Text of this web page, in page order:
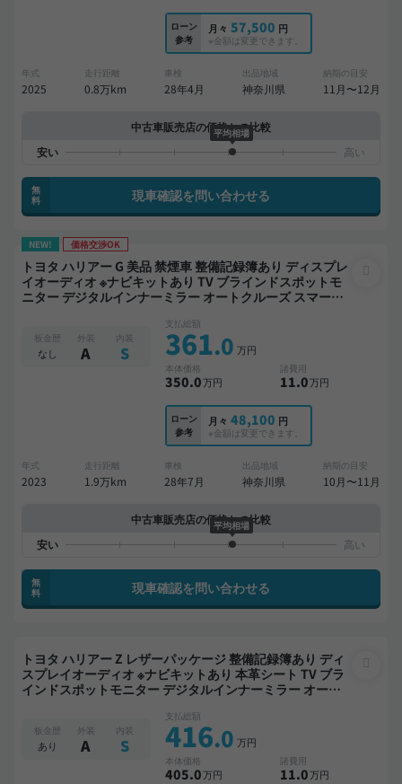
ローン
参考
月々 57,500 円
※金額は変更できます。
年式
2025
走行距離
0.8万km
車検
28年4月
出品地域
神奈川県
納期の目安
11月〜12月
中古車販売店の価格との比較
平均相場
無
料
現車確認を問い合わせる
NEW! 価格交渉OK
トヨタ ハリアー G 美品 禁煙車 整備記録簿あり ディスプレ
イオーディオ ※ナビキットあり TV ブラインドスポットモ
ニター デジタルインナーミラー オートクルーズ スマート
板金歴
なし
外装
A
内装
S
支払総額
361.0 万円
本体価格
350.0万円
諸費用
11.0万円
ローン
参考
月々 48,100 円
※金額は変更できます。
年式
2023
走行距離
1.9万km
車検
28年7月
出品地域
神奈川県
納期の目安
10月〜11月
中古車販売店の価格との比較
平均相場
無
料
現車確認を問い合わせる
トヨタ ハリアー Z レザーパッケージ 整備記録簿あり ディ
スプレイオーディオ ※ナビキットあり 本革シート TV ブラ
インドスポットモニター デジタルインナーミラー オート
ックモニター 全方位カメラ ドライブレコーダー フルエア
ロ 衝突軽減
板金歴
あり
外装
A
内装
S
支払総額
416.0 万円
本体価格
405.0万円
諸費用
11.0万円